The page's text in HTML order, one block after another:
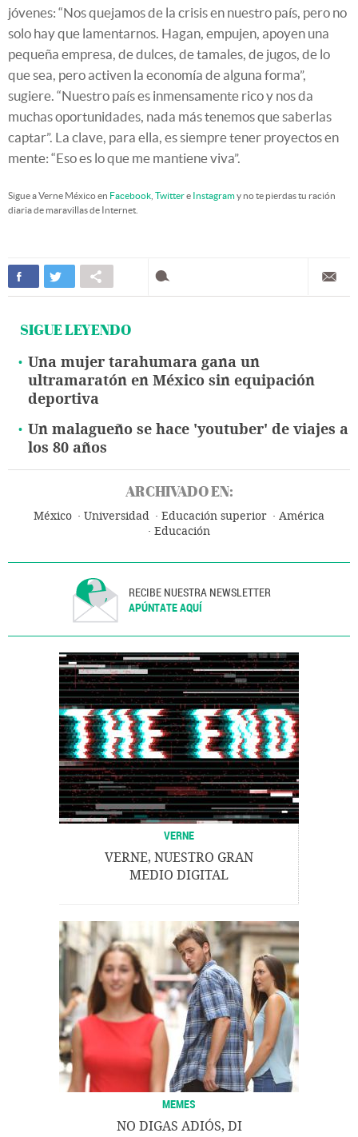
jóvenes: “Nos quejamos de la crisis en nuestro país, pero no
solo hay que lamentarnos. Hagan, empujen, apoyen una
pequeña empresa, de dulces, de tamales, de jugos, de lo
que sea, pero activen la economía de alguna forma”,
sugiere. “Nuestro país es inmensamente rico y nos da
muchas oportunidades, nada más tenemos que saberlas
captar”. La clave, para ella, es siempre tener proyectos en
mente: “Eso es lo que me mantiene viva”.
Sigue a Verne México en Facebook Twittere Instagramy no te pierdas tu ración
diaria de maravillas de Internet.
SIGUE LEYENDO
Una mujer tarahumara gana un
ultramaratón en México sin equipación
deportiva
Un malagueño se hace 'youtuber' de viajes a
los 80 años
ARCHIVADO EN:
México Universidad Educación superior
América
Educación
RECIBE NUESTRA NEWSLETTER
APÚNTATE AQUÍ
VERNE
VERNE, NUESTRO GRAN
MEDIO DIGITAL
MEMES
NO DIGAS ADIÓS, DI